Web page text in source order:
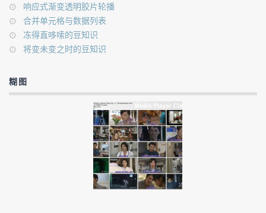
响应式渐变透明胶片轮播
合并单元格与数据列表
冻得直哆嗦的豆知识
将变未变之时的豆知识
糊图